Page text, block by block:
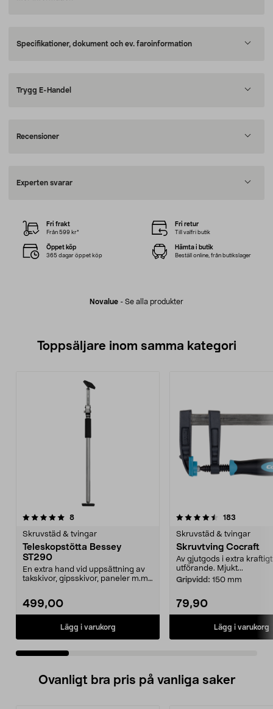
Specifikationer, dokument och ev. faroinformation
Trygg E-Handel
Recensioner
Experten svarar
Novalue - Se alla produkter
Fri frakt
Från 599 kr*
Fri retur
Till valfri butik
Öppet köp
365 dagar öppet köp
Hämta i butik
Beställ online, från butikslager
Toppsäljare inom samma kategori
8recensioner
Skruvstäd & tvingar
Teleskopstötta Bessey
ST290
En extra hand vid uppsättning av
takskivor, gipsskivor, paneler m.m.
499,00
Lägg i varukorg
4.5 av 5 stjärnor 183
Skruvstäd & tvingar
Skruvtving Cocraft
Av gjutgods i extra kraftigt
utförande. Mjukt...
Gripvidd: 150 mm
79,90
Lägg i varukorg
4.0 av 5 stjärnor
Ovanligt bra pris på vanliga saker